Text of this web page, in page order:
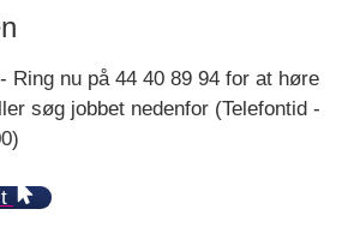
Ring nu på 44 40 89 94 for at høre
søg jobbet nedenfor (Telefontid -